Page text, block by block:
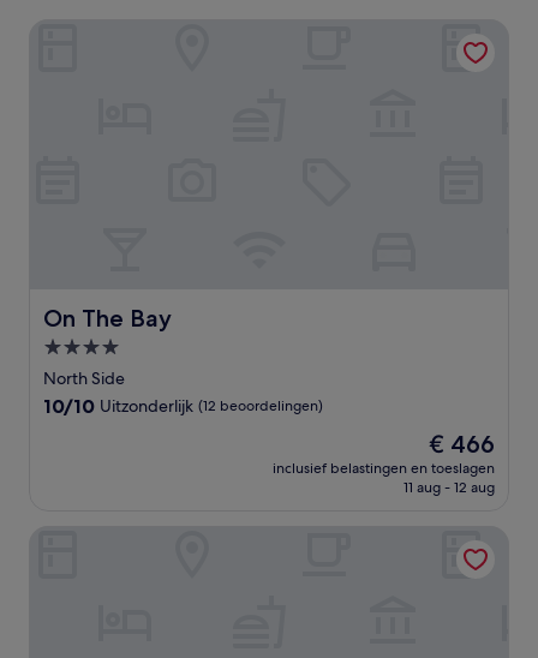
On The Bay
On The Bay
4.0-
sterrenaccommodatie
North Side
10.0
10/10 Uitzonderlijk (12 beoordelingen)
De
prijs
is
€ 466
inclusief belastingen en toeslagen
11 aug - 12 aug